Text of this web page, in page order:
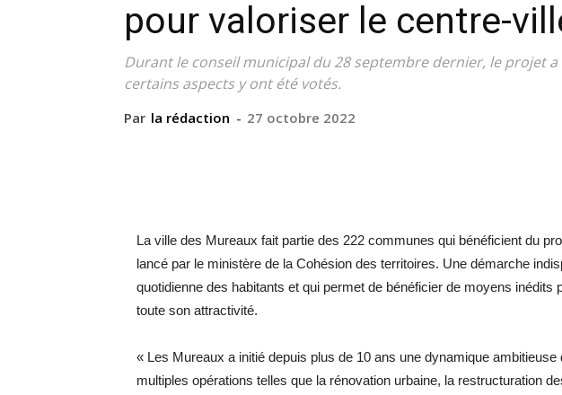
pour valoriser le centre-
Durant le conseil municipal du 28 septembre dernier, le projet
certains aspects y ont été votés.
Par la rédaction - 27 octobre 2022
La ville des Mureaux fait partie des 222 communes qui bénéficient du
lancé par le ministère de la Cohésion des territoires. Une démarche
quotidienne des habitants et qui permet de bénéficier de moyens inédits
toute son attractivité.
« Les Mureaux a initié depuis plus de 10 ans une dynamique
multiples opérations telles que la rénovation urbaine, la restructuration